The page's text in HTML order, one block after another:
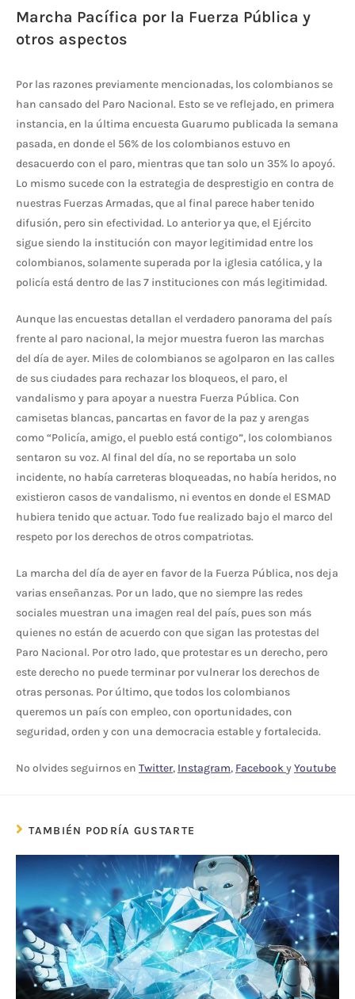
Marcha Pacífica por la Fuerza Pública y
otros aspectos
Por las razones previamente mencionadas, los colombianos se
han cansado del Paro Nacional. Esto se ve reflejado, en primera
instancia, en la última encuesta Guarumo publicada la semana
pasada, en donde el 56% de los colombianos estuvo en
desacuerdo con el paro, mientras que tan solo un 35% lo apoyó.
Lo mismo sucede con la estrategia de desprestigio en contra de
nuestras Fuerzas Armadas, que al final parece haber tenido
difusión, pero sin efectividad. Lo anterior ya que, el Ejército
sigue siendo la institución con mayor legitimidad entre los
colombianos, solamente superada por la iglesia católica, y la
policía está dentro de las 7 instituciones con más legitimidad.
Aunque las encuestas detallan el verdadero panorama del país
frente al paro nacional, la mejor muestra fueron las marchas
del día de ayer. Miles de colombianos se agolparon en las calles
de sus ciudades para rechazar los bloqueos, el paro, el
vandalismo y para apoyar a nuestra Fuerza Pública. Con
camisetas blancas, pancartas en favor de la paz y arengas
como “Policía, amigo, el pueblo está contigo”, los colombianos
sentaron su voz. Al final del día, no se reportaba un solo
incidente, no había carreteras bloqueadas, no había heridos, no
existieron casos de vandalismo, ni eventos en donde el ESMAD
hubiera tenido que actuar. Todo fue realizado bajo el marco del
respeto por los derechos de otros compatriotas.
La marcha del día de ayer en favor de la Fuerza Pública, nos deja
varias enseñanzas. Por un lado, que no siempre las redes
sociales muestran una imagen real del país, pues son más
quienes no están de acuerdo con que sigan las protestas del
Paro Nacional. Por otro lado, que protestar es un derecho, pero
este derecho no puede terminar por vulnerar los derechos de
otras personas. Por último, que todos los colombianos
queremos un país con empleo, con oportunidades, con
seguridad, orden y con una democracia estable y fortalecida.
No olvides seguirnos en Twitter, Instagram, FacebookyYoutube
TAMBIÉN PODRÍA GUSTARTE